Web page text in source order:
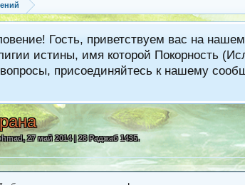
Гость, приветствуем вас на
истины, имя которой Покорность
присоединяйтесь к нашему
,27 май 2014 | 28 Раджаб 1435.